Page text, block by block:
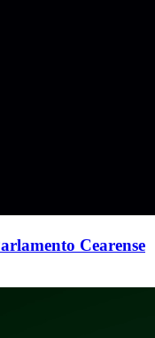
Cearense